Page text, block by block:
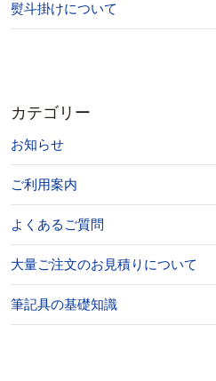
熨斗掛けについて
カテゴリー
お知らせ
ご利用案内
よくあるご質問
大量ご注文のお見積りについて
筆記具の基礎知識